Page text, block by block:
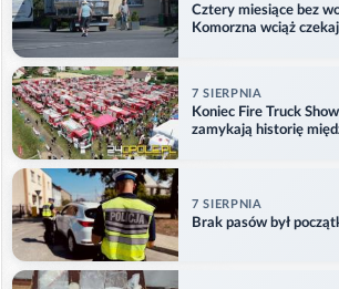
Cztery miesiące bez
Komorzna wciąż
7 SIERPNIA
Koniec Fire Truck
zamykają historię
7 SIERPNIA
Brak pasów był